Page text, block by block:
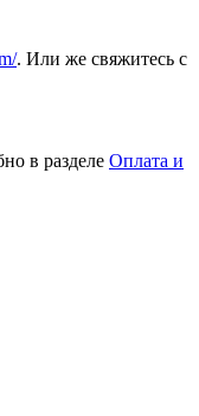
. Или же свяжитесь с
в разделе Оплата и